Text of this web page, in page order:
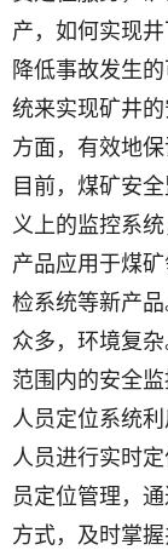
产，如何实现
降低事故发生
统来实现矿井
方面，有效地
目前，煤矿安
义上的监控系
产品应用于煤
检系统等新产
众多，环境复
范围内的安全
人员定位系统
人员进行实时
员定位管理，
方式，及时掌